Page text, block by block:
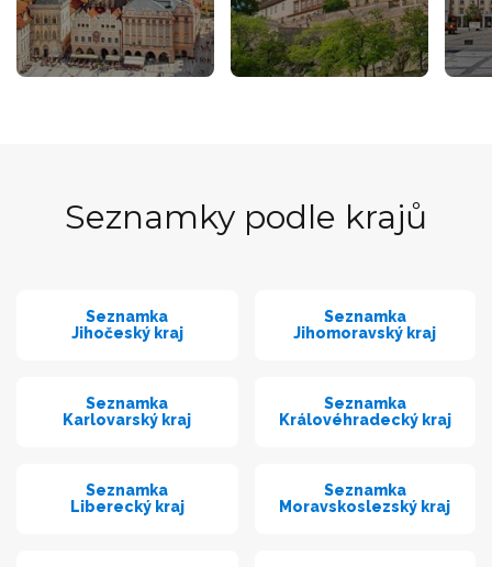
Seznamky podle krajů
Seznamka
Jihočeský kraj
Seznamka
Jihomoravský kraj
Seznamka
Karlovarský kraj
Seznamka
Královéhradecký kraj
Seznamka
Liberecký kraj
Seznamka
Moravskoslezský kraj